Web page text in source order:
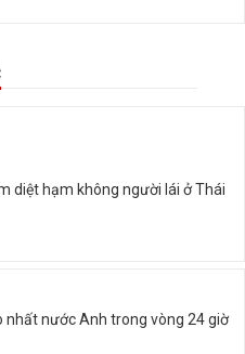
diệt hạm không người lái ở Thái
nhất nước Anh trong vòng 24 giờ